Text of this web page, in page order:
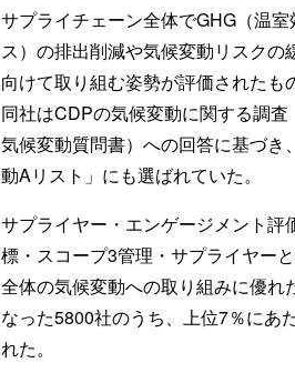
サプライチェーン全体でGHG（温室
ス）の排出削減や気候変動リスクの
向けて取り組む姿勢が評価されたも
同社はCDPの気候変動に関する調査
気候変動質問書）への回答に基づ
動Aリスト」にも選ばれていた。
サプライヤー・エンゲージメント
標・スコープ3管理・サプライヤー
全体の気候変動への取り組みに優れ
なった5800社のうち、上位7％にあ
れた。